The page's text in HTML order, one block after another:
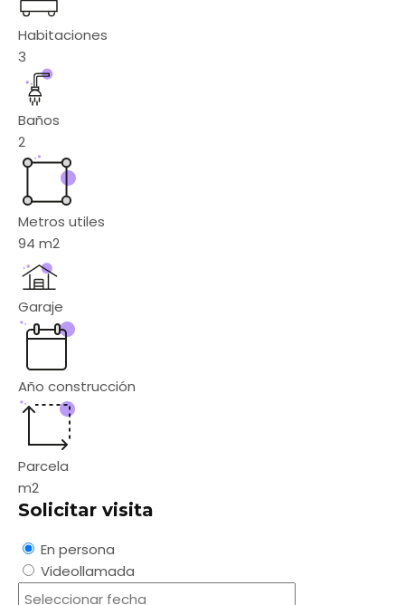
Habitaciones
3
Baños
2
Metros utiles
94 m2
Garaje
Año construcción
Parcela
m2
Solicitar visita
En persona
Videollamada